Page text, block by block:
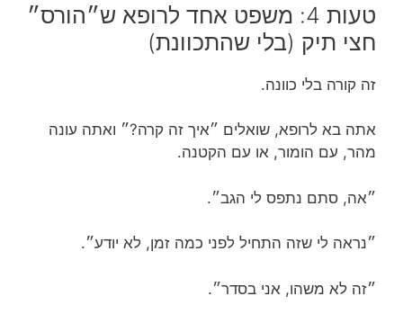
טעות 4: משפט אחד לרופא ש״הורס״
חצי תיק (בלי שהתכוונת)
זה קורה בלי כוונה.
אתה בא לרופא, שואלים ״איך זה קרה?״ ואתה עונה
מהר, עם הומור, או עם הקטנה.
״אה, סתם נתפס לי הגב״.
״נראה לי שזה התחיל לפני כמה זמן, לא יודע״.
״זה לא משהו, אני בסדר״.